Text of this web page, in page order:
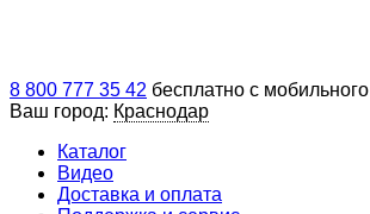
8 800 777 35 42 бесплатно с мобильного
Ваш город: Краснодар
Каталог
Видео
Доставка и оплата